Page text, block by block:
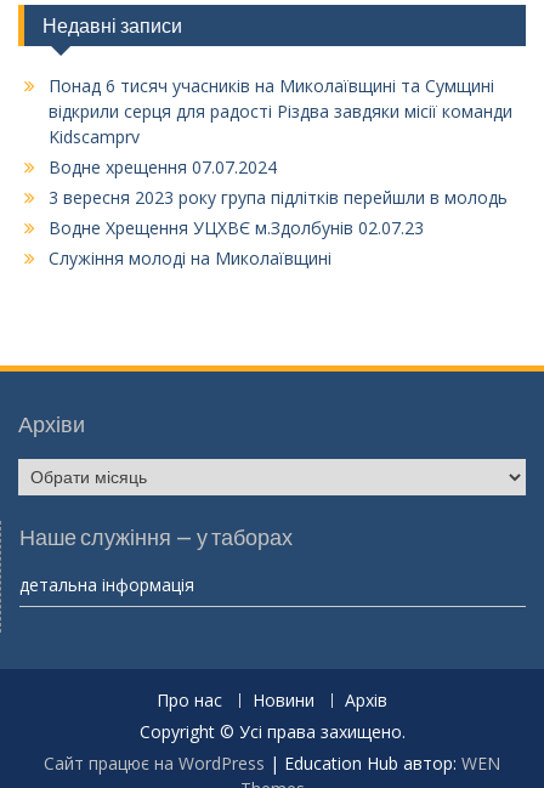
Недавні записи
Понад 6 тисяч учасників на Миколаївщині та Сумщині
відкрили серця для радості Різдва завдяки місії команди
Kidscamprv
Водне хрещення 07.07.2024
3 вересня 2023 року група підлітків перейшли в молодь
Водне Хрещення УЦХВЄ м.Здолбунів 02.07.23
Служіння молоді на Миколаївщині
Архіви
Архіви
Наше служіння – у таборах
детальна інформація
Про нас Новини
Архів
Copyright © Усі права захищено.
Сайт працює на WordPress | Education Hub автор: WEN